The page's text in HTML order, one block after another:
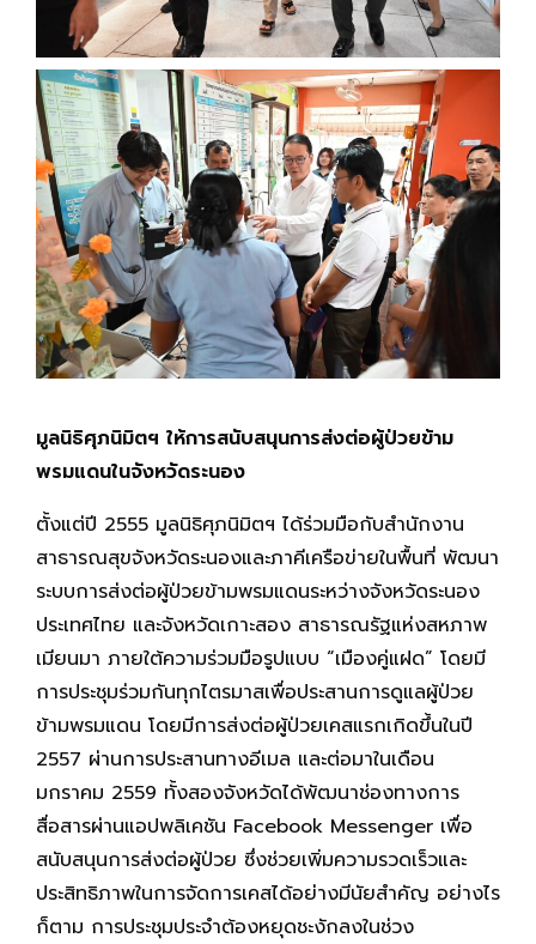
มูลนิธิศุภนิมิตฯ ให้การสนับสนุนการส่งต่อผู้ป่วยข้าม
พรมแดนในจังหวัดระนอง
ตั้งแต่ปี 2555 มูลนิธิศุภนิมิตฯ ได้ร่วมมือกับสำนักงาน
สาธารณสุขจังหวัดระนองและภาคีเครือข่ายในพื้นที่ พัฒนา
ระบบการส่งต่อผู้ป่วยข้ามพรมแดนระหว่างจังหวัดระนอง
ประเทศไทย และจังหวัดเกาะสอง สาธารณรัฐแห่งสหภาพ
เมียนมา ภายใต้ความร่วมมือรูปแบบ “เมืองคู่แฝด” โดยมี
การประชุมร่วมกันทุกไตรมาสเพื่อประสานการดูแลผู้ป่วย
ข้ามพรมแดน โดยมีการส่งต่อผู้ป่วยเคสแรกเกิดขึ้นในปี
2557 ผ่านการประสานทางอีเมล และต่อมาในเดือน
มกราคม 2559 ทั้งสองจังหวัดได้พัฒนาช่องทางการ
สื่อสารผ่านแอปพลิเคชัน Facebook Messenger เพื่อ
สนับสนุนการส่งต่อผู้ป่วย ซึ่งช่วยเพิ่มความรวดเร็วและ
ประสิทธิภาพในการจัดการเคสได้อย่างมีนัยสำคัญ อย่างไร
ก็ตาม การประชุมประจำต้องหยุดชะงักลงในช่วง